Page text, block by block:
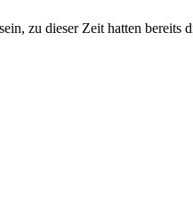
zu dieser Zeit hatten bereits